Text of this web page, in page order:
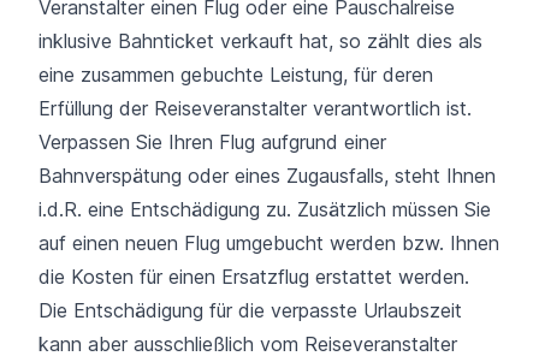
Veranstalter einen Flug oder eine Pauschalreise
inklusive Bahnticket verkauft hat, so zählt dies als
eine zusammen gebuchte Leistung, für deren
Erfüllung der Reiseveranstalter verantwortlich ist.
Verpassen Sie Ihren Flug aufgrund einer
Bahnverspätung oder eines Zugausfalls, steht Ihnen
i.d.R. eine Entschädigung zu. Zusätzlich müssen Sie
auf einen neuen Flug umgebucht werden bzw. Ihnen
die Kosten für einen Ersatzflug erstattet werden.
Die Entschädigung für die verpasste Urlaubszeit
kann aber ausschließlich vom Reiseveranstalter